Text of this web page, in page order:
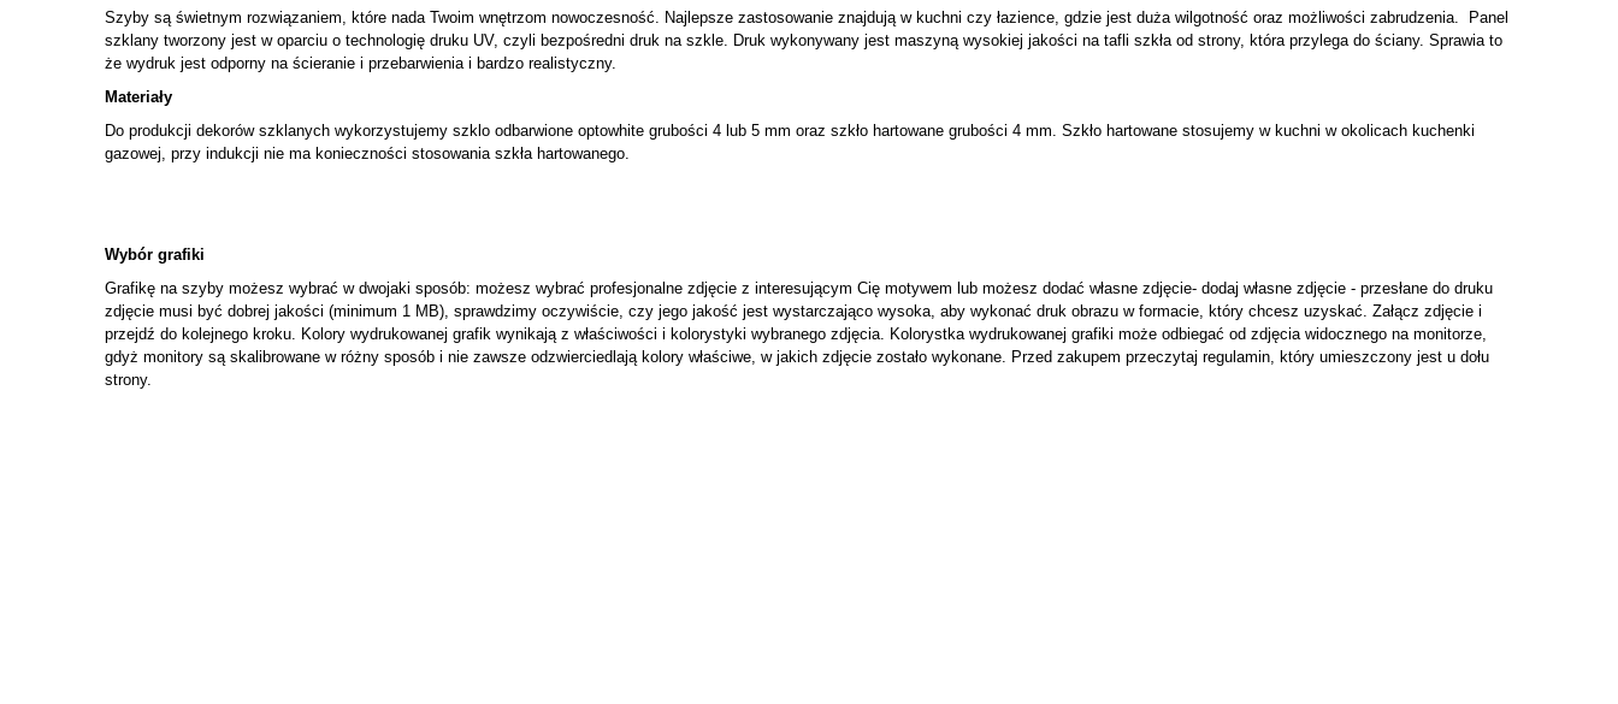
Szyby są świetnym rozwiązaniem, które nada Twoim wnętrzom nowoczesność. Najlepsze zastosowanie znajdują w kuchni czy łazience, gdzie jest duża wilgotność oraz możliwości zabrudzenia. Panel
szklany tworzony jest w oparciu o technologię druku UV, czyli bezpośredni druk na szkle. Druk wykonywany jest maszyną wysokiej jakości na tafli szkła od strony, która przylega do ściany. Sprawia to
że wydruk jest odporny na ścieranie i przebarwienia i bardzo realistyczny.
Materiały
Do produkcji dekorów szklanych wykorzystujemy szklo odbarwione optowhite grubości 4 lub 5 mm oraz szkło hartowane grubości 4 mm. Szkło hartowane stosujemy w kuchni w okolicach kuchenki
gazowej, przy indukcji nie ma konieczności stosowania szkła hartowanego.
Wybór grafiki
Grafikę na szyby możesz wybrać w dwojaki sposób: możesz wybrać profesjonalne zdjęcie z interesującym Cię motywem lub możesz dodać własne zdjęcie- dodaj własne zdjęcie - przesłane do druku
zdjęcie musi być dobrej jakości (minimum 1 MB), sprawdzimy oczywiście, czy jego jakość jest wystarczająco wysoka, aby wykonać druk obrazu w formacie, który chcesz uzyskać. Załącz zdjęcie i
przejdź do kolejnego kroku. Kolory wydrukowanej grafik wynikają z właściwości i kolorystyki wybranego zdjęcia. Kolorystka wydrukowanej grafiki może odbiegać od zdjęcia widocznego na monitorze,
gdyż monitory są skalibrowane w różny sposób i nie zawsze odzwierciedlają kolory właściwe, w jakich zdjęcie zostało wykonane. Przed zakupem przeczytaj regulamin, który umieszczony jest u dołu
strony.